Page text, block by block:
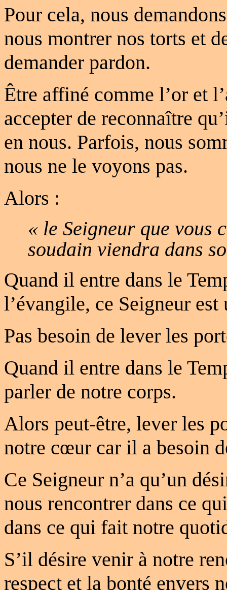
Pour cela, nous
nous montrer nos torts et
demander pardon.
Être affiné comme l’or et
accepter de reconnaître
en nous. Parfois, nous
nous ne le voyons pas.
Alors :
« le Seigneur que vous
soudain viendra dans
Quand il entre dans le
l’évangile, ce Seigneur est
Pas besoin de lever les
Quand il entre dans le
parler de notre corps.
Alors peut-être, lever les
notre cœur car il a besoin
Ce Seigneur n’a qu’un
nous rencontrer dans ce
dans ce qui fait notre
S’il désire venir à notre
respect et la bonté envers